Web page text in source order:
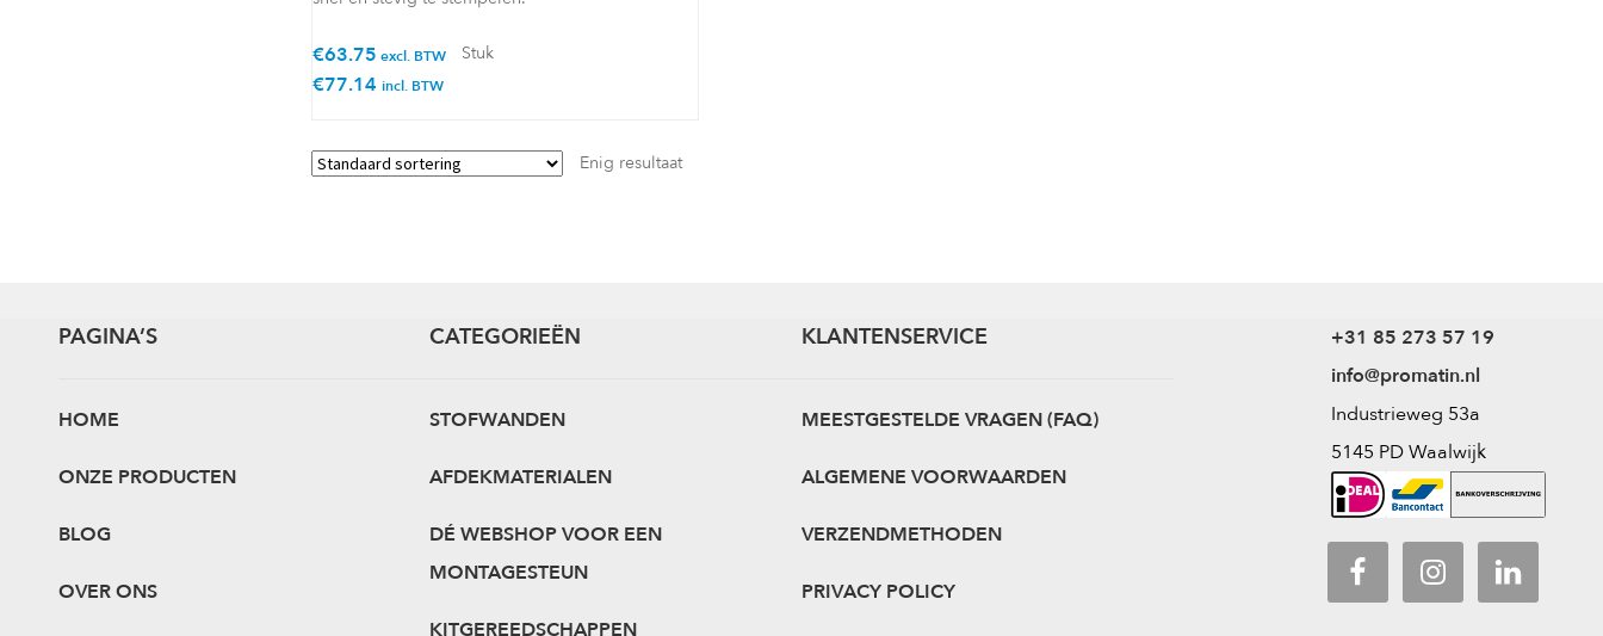
€63.75 excl. BTW
€77.14 incl. BTW
Stuk
Enig resultaat
PAGINA’S
HOME
ONZE PRODUCTEN
BLOG
OVER ONS
CATEGORIEËN
STOFWANDEN
AFDEKMATERIALEN
DÉ WEBSHOP VOOR EEN
MONTAGESTEUN
KITGEREEDSCHAPPEN
KLANTENSERVICE
MEESTGESTELDE VRAGEN (FAQ)
ALGEMENE VOORWAARDEN
VERZENDMETHODEN
PRIVACY POLICY
+31 85 273 57 19
info@promatin.nl
Industrieweg 53a
5145 PD Waalwijk